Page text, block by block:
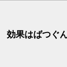
効果はばつぐ